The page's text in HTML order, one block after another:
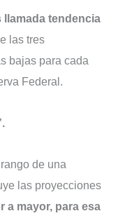
tendencia
las tres
bajas para cada
Federal.
de una
las proyecciones
a mayor, para esa